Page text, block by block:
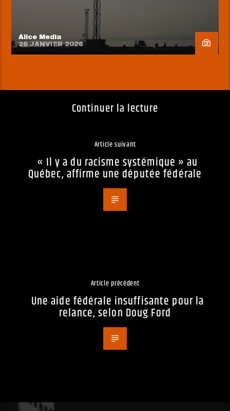
Alice Media
26 JANVIER 2026
Continuer la lecture
Article suivant
« Il y a du racisme systémique » au
Québec, affirme une députée fédérale
Article précédent
Une aide fédérale insuffisante pour la
relance, selon Doug Ford